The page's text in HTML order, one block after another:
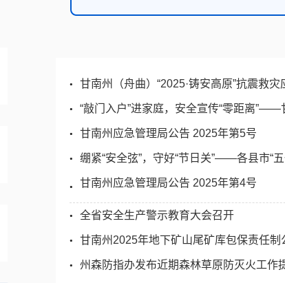
甘南州（舟曲）“2025·铸安高原”抗震救
“敲门入户”进家庭，安全宣传“零距离
甘南州应急管理局公告 2025年第5号
绷紧“安全弦”，守好“节日关”——各县市“
甘南州应急管理局公告 2025年第4号
全省安全生产警示教育大会召开
甘南州2025年地下矿山尾矿库包保责任制
州森防指办发布近期森林草原防灭火工作